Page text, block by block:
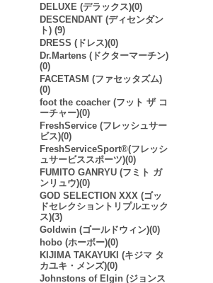
DELUXE (デラックス)(0)
DESCENDANT (ディセンダン
ト) (9)
DRESS (ドレス)(0)
Dr.Martens (ドクターマーチン)
(0)
FACETASM (ファセッタズム)
(0)
foot the coacher (フット ザ コ
ーチャー)(0)
FreshService (フレッシュサー
ビス)(0)
FreshServiceSport®︎(フレッシ
ュサービススポーツ)(0)
FUMITO GANRYU (フミト ガ
ンリュウ)(0)
GOD SELECTION XXX (ゴッ
ドセレクショントリプルエック
ス)(3)
Goldwin (ゴールドウィン)(0)
hobo (ホーボー)(0)
KIJIMA TAKAYUKI (キジマ タ
カユキ・メンズ)(0)
Johnstons of Elgin (ジョンス